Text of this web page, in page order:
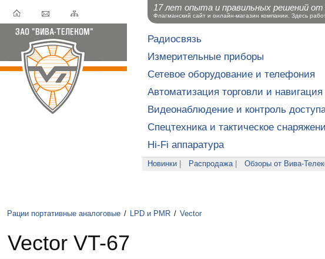
Радиосвязь
Измерительные приборы
Сетевое оборудование и телефония
Автоматизация торговли и навигация
Видеонаблюдение и контроль
Спецтехника и тактическое
Hi-Fi аппаратура
Новинки Распродажа| Обзоры от Вива-
Рации портативные аналоговые / LPD и PMR / Vector
Vector VT-67
17 лет опыта и правильных решений от
Флагманский сайт и онлайн-магазин компании. Здесь